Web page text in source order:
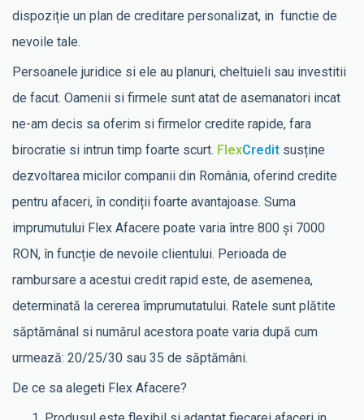
dispoziție un plan de creditare personalizat, in functie de
nevoile tale.
Persoanele juridice si ele au planuri, cheltuieli sau investitii
de facut. Oamenii si firmele sunt atat de asemanatori incat
ne-am decis sa oferim si firmelor credite rapide, fara
birocratie si intrun timp foarte scurt. FlexCredit susține
dezvoltarea micilor companii din România, oferind credite
pentru afaceri, în condiții foarte avantajoase. Suma
imprumutului Flex Afacere poate varia între 800 și 7000
RON, în funcție de nevoile clientului. Perioada de
rambursare a acestui credit rapid este, de asemenea,
determinată la cererea împrumutatului. Ratele sunt plătite
săptămânal si numărul acestora poate varia după cum
urmează: 20/25/30 sau 35 de săptămâni.
De ce sa alegeti Flex Afacere?